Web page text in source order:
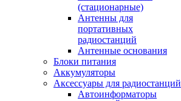
(стационарные)
Антенны для
портативных
радиостанций
Антенные основания
Блоки питания
Аккумуляторы
Аксессуары для радиостанций
Автоинформаторы